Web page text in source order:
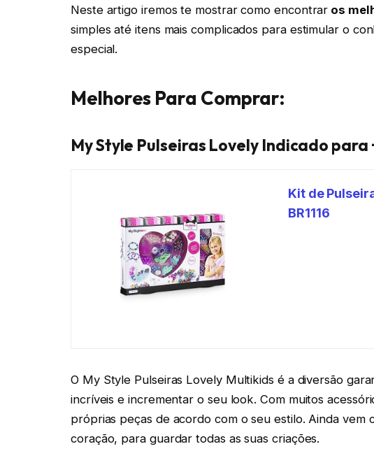
Neste artigo iremos te mostrar como encontrar os
simples até itens mais complicados para estimular o
especial.
Melhores Para Comprar:
My Style Pulseiras Lovely Indicado para
Kit de
BR1116
O My Style Pulseiras Lovely Multikids é a diversão
incríveis e incrementar o seu look. Com muitos
próprias peças de acordo com o seu estilo. Ainda vem
coração, para guardar todas as suas criações.